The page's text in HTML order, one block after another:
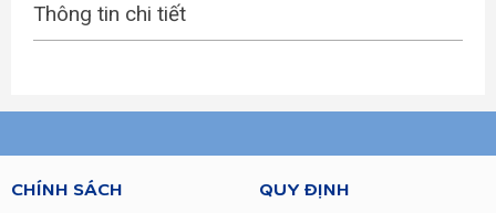
Cơ chế đánh tan bột giặt tạo thành bong bóng xà phòng
cực nhuyễn, giúp thẩm thấu nhanh chóng vào sợi vải gấp
Thông tin chi tiết
CHÍNH SÁCH QUY ĐỊNH